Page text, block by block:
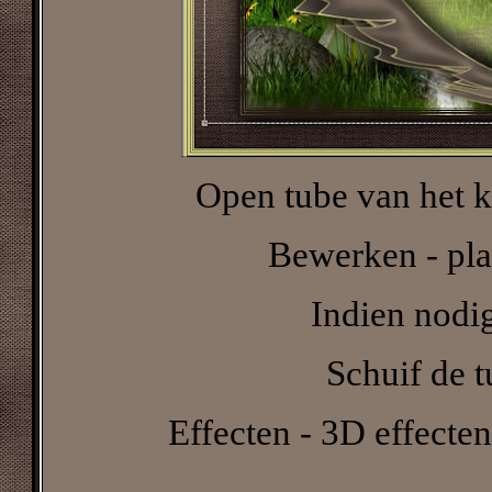
Open tube van het
Bewerken -
Indien
Schuif de
Effecten - 3D